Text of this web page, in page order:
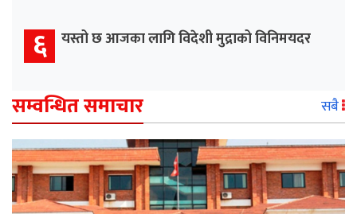
६ यस्तो छ आजका लागि विदेशी मुद्राको विनिमयदर
सम्वन्धित समाचार सबै